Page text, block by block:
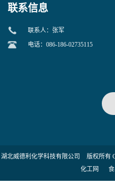
联系信息
联系人：张军
电话：086-186-02735115
湖北威德利化学科技有限公司 版权所有
化工网